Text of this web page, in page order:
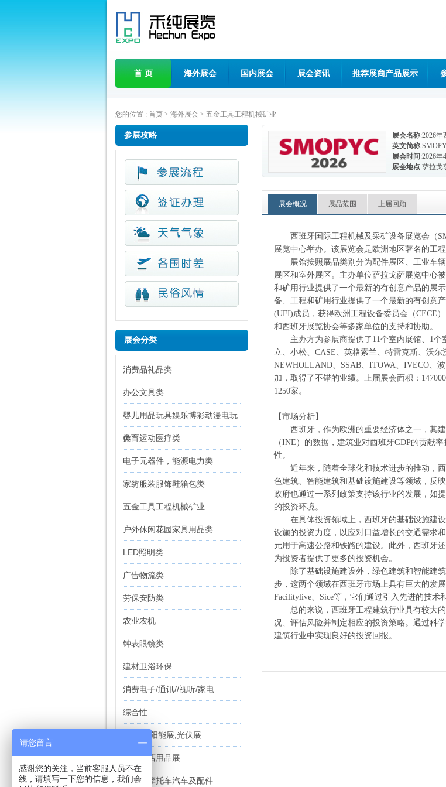
首 页 海外展会 国内展会 展会资讯 推荐展商产品展示
您的位置 : 首页 > 海外展会 > 五金工具工程机械矿业
参展攻略
展会分类
消费品礼品类
办公文具类
婴儿用品玩具娱乐博彩动漫电玩
类
体育运动医疗类
电子元器件，能源电力类
家纺服装服饰鞋箱包类
五金工具工程机械矿业
户外休闲花园家具用品类
LED照明类
广告物流类
劳保安防类
农业农机
钟表眼镜类
建材卫浴环保
消费电子/通讯//视听/家电
综合性
能源,太阳能展,光伏展
食品酒店用品展
自行车摩托车汽车及配件
展会名称:2026
英文简称
展会时间 :2026年
展会地点:萨拉戈
展会概况 展品范围 上届回顾
西班牙国际工程机械及采矿设备展览会（
展览中心举办。该展览会是欧洲地区著名的工
展馆按照展品类别分为配件展区、工业车
展区和室外展区。主办单位萨拉戈萨展览中心
和矿用行业提供了一个最新的有创意产品的展
备、工程和矿用行业提供了一个最新的有创意
(UFI)成员，获得欧洲工程设备委员会（CECE
和西班牙展览协会等多家单位的支持和协助。
主办方为参展商提供了 11个室内展馆、1个
立、小松、CASE、英格索兰、特雷克斯、沃尔
NEWHOLLAND、SSAB、ITOWA、IVECO、
加，取得了不错的业绩。上届展会面积：
1250家。
【市场分析】
西班牙，作为欧洲的重要经济体之一，其
（INE）的数据，建筑业对西班牙GDP的贡献
性。
近年来，随着全球化和技术进步的推动，
色建筑、智能建筑和基础设施建设等领域，反
政府也通过一系列政策支持该行业的发展，如
的投资环境。
在具体投资领域上，西班牙的基础设施建
设施的投资力度，以应对日益增长的交通需求
元用于高速公路和铁路的建设。此外，西班牙
为投资者提供了更多的投资机会。
除了基础设施建设外，绿色建筑和智能建
步，这两个领域在西班牙市场上具有巨大的发
Facilitylive、Sice等，它们通过引入先进的技术
总的来说，西班牙工程建筑行业具有较大
况、评估风险并制定相应的投资策略。通过科
建筑行业中实现良好的投资回报。
请您留言
感谢您的关注，当前客服人员不在
线，请填写一下您的信息，我们会